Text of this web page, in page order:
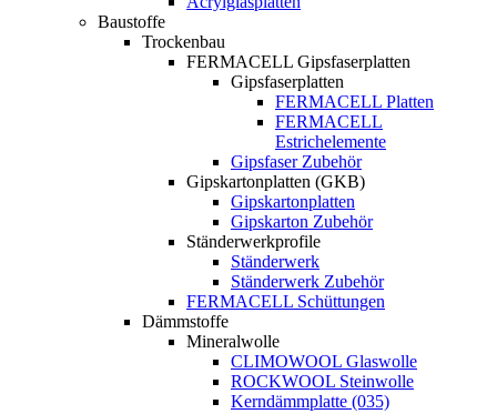
Baustoffe
Trockenbau
FERMACELL Gipsfaserplatten
Gipsfaserplatten
FERMACELL Platten
FERMACELL
Estrichelemente
Gipsfaser Zubehör
Gipskartonplatten (GKB)
Gipskartonplatten
Gipskarton Zubehör
Ständerwerkprofile
Ständerwerk
Ständerwerk Zubehör
FERMACELL Schüttungen
Dämmstoffe
Mineralwolle
CLIMOWOOL Glaswolle
ROCKWOOL Steinwolle
Kerndämmplatte (035)